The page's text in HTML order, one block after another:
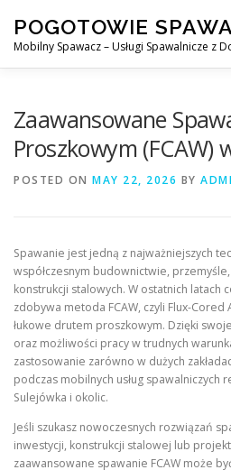
content
POGOTOWIE
Mobilny Spawacz – Usługi Spawalnicze z
Zaawansowane
Proszkowym (FCAW)
POSTED ON MAY 22, 2026 BY
Spawanie jest jedną z najważniejszych
współczesnym budownictwie,
konstrukcji stalowych. W ostatnich latach
zdobywa metoda FCAW, czyli Flux-Cored
łukowe drutem proszkowym. Dzięki
oraz możliwości pracy w trudnych
zastosowanie zarówno w dużych
podczas mobilnych usług spawalniczych
Sulejówka i okolic.
Jeśli szukasz nowoczesnych rozwiązań
inwestycji, konstrukcji stalowej lub
zaawansowane spawanie FCAW może